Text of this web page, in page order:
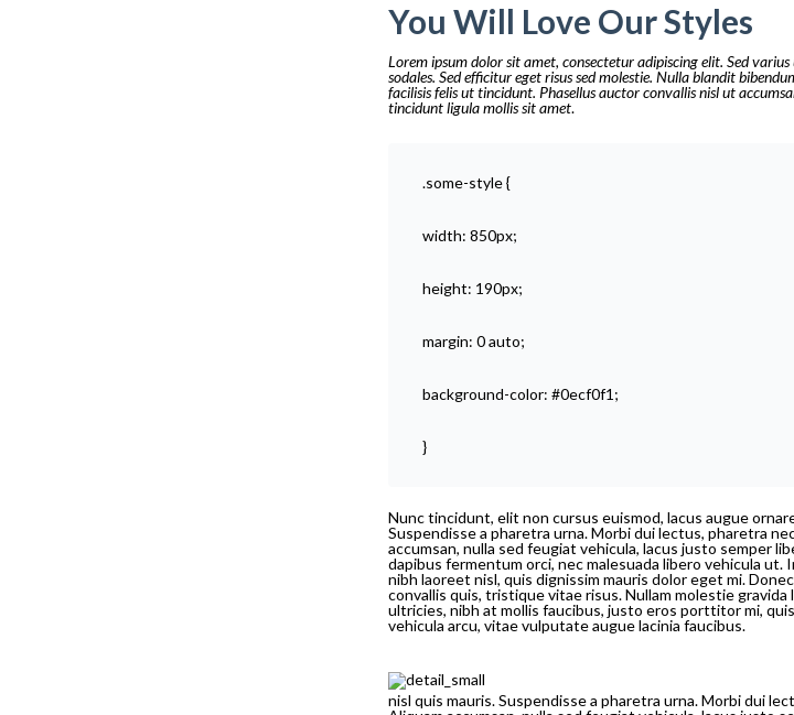
You Will Love Our Styles
Lorem ipsum dolor sit amet, consectetur adipiscing elit. Sed
sodales. Sed efficitur eget risus sed molestie. Nulla blandit
facilisis felis ut tincidunt. Phasellus auctor convallis nisl ut
tincidunt ligula mollis sit amet.
.some-style {
width: 850px;
height: 190px;
margin: 0 auto;
background-color: #0ecf0f1;
}
Nunc tincidunt, elit non cursus euismod, lacus augue
Suspendisse a pharetra urna. Morbi dui lectus, pharetra
accumsan, nulla sed feugiat vehicula, lacus justo semper
dapibus fermentum orci, nec malesuada libero vehicula
nibh laoreet nisl, quis dignissim mauris dolor eget mi.
convallis quis, tristique vitae risus. Nullam molestie
ultricies, nibh at mollis faucibus, justo eros porttitor mi,
vehicula arcu, vitae vulputate augue lacinia faucibus.
nisl quis mauris. Suspendisse a pharetra urna. Morbi dui